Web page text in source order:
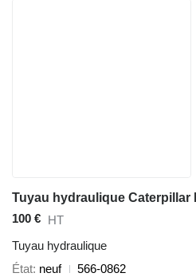
100 € HT
Tuyau hydraulique
État neuf
566-0862